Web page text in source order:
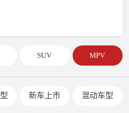
SUV MPV
新车上市 混动车型